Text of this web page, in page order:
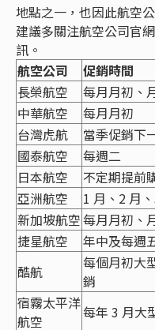
地點之一，也因此航空
建議多關注航空公司官
訊。
航空公司
促銷時間
長榮航空
每月月初、
中華航空
每月月初
台灣虎航
當季促銷下
國泰航空
每週二
日本航空
不定期提前
亞洲航空
1 月、2 月
新加坡航空每月月初、
捷星航空
年中及每週
酷航
每個月初大
銷
宿霧太平洋
航空
每年 3 月大